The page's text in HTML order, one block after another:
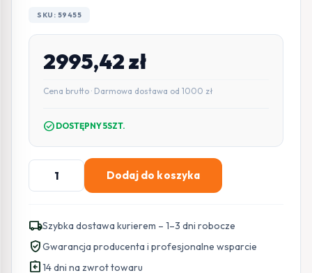
SKU: 59455
2995,42zł
Cena brutto · Darmowa dostawa od 1000 zł
check_circle DOSTĘPNY 5SZT.
ilość
Zestaw
C720
FDS
-
FAAC
Dodaj do koszyka
local_shippingSzybka dostawa kurierem – 1–3 dni robocze
verified_userGwarancja producenta i profesjonalne wsparcie
assignment_return14 dni na zwrot towaru